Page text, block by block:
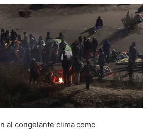
al congelante clima como